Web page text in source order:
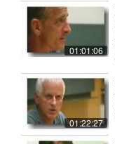
01:01:06
01:22:27